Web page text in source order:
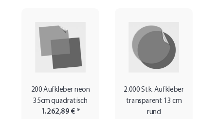
200 Aufkleber neon
35cm quadratisch
1.262,89 € *
2.000 Stk. Aufkleber
transparent 13 cm
rund